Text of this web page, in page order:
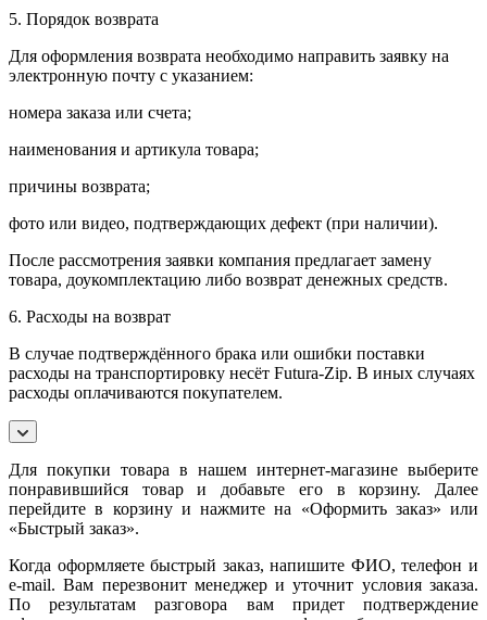
5. Порядок возврата
Для оформления возврата необходимо направить заявку на
электронную почту с указанием:
номера заказа или счета;
наименования и артикула товара;
причины возврата;
фото или видео, подтверждающих дефект (при наличии).
После рассмотрения заявки компания предлагает замену
товара, доукомплектацию либо возврат денежных средств.
6. Расходы на возврат
В случае подтверждённого брака или ошибки поставки
расходы на транспортировку несёт Futura-Zip. В иных случаях
расходы оплачиваются покупателем.
Для покупки товара в нашем интернет-магазине выберите
понравившийся товар и добавьте его в корзину. Далее
перейдите в корзину и нажмите на «Оформить заказ» или
«Быстрый заказ».
Когда оформляете быстрый заказ, напишите ФИО, телефон и
e-mail. Вам перезвонит менеджер и уточнит условия заказа.
По результатам разговора вам придет подтверждение